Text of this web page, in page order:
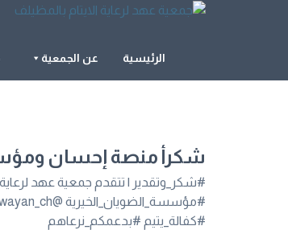
الرئيسية عن الجمعية
شكرأ منصة إحسان
#كفالة_يتيم #بدعمكم_نرعاهم